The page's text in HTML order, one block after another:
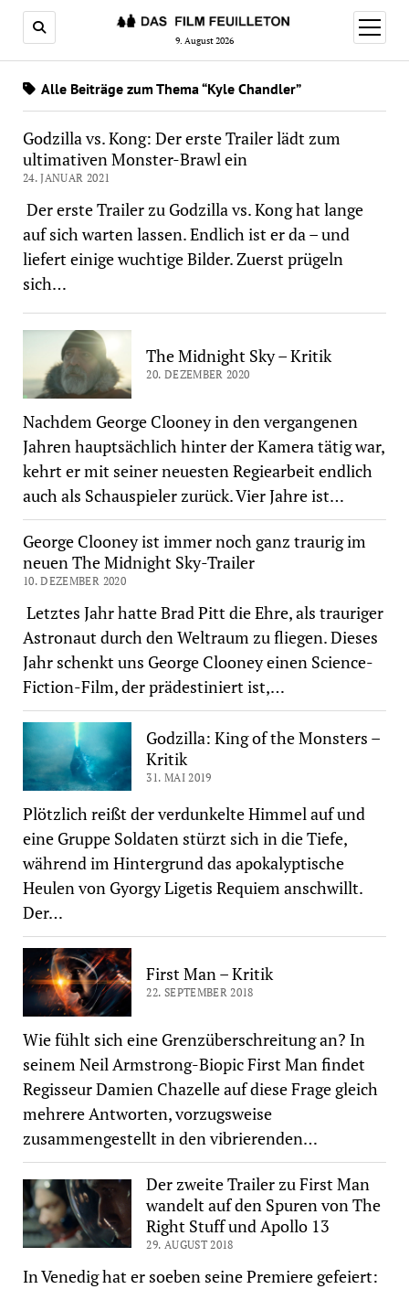
9. August 2026
Menü
öffnen
Alle Beiträge zum Thema “Kyle Chandler”
Godzilla vs. Kong: Der erste Trailer lädt zum
ultimativen Monster-Brawl ein
24. JANUAR 2021
Der erste Trailer zu Godzilla vs. Kong hat lange
auf sich warten lassen. Endlich ist er da – und
liefert einige wuchtige Bilder. Zuerst prügeln
sich…
The Midnight Sky – Kritik
20. DEZEMBER 2020
Nachdem George Clooney in den vergangenen
Jahren hauptsächlich hinter der Kamera tätig war,
kehrt er mit seiner neuesten Regiearbeit endlich
auch als Schauspieler zurück. Vier Jahre ist…
George Clooney ist immer noch ganz traurig im
neuen The Midnight Sky-Trailer
10. DEZEMBER 2020
Letztes Jahr hatte Brad Pitt die Ehre, als trauriger
Astronaut durch den Weltraum zu fliegen. Dieses
Jahr schenkt uns George Clooney einen Science-
Fiction-Film, der prädestiniert ist,…
Godzilla: King of the Monsters –
Kritik
31. MAI 2019
Plötzlich reißt der verdunkelte Himmel auf und
eine Gruppe Soldaten stürzt sich in die Tiefe,
während im Hintergrund das apokalyptische
Heulen von Gyorgy Ligetis Requiem anschwillt.
Der…
First Man – Kritik
22. SEPTEMBER 2018
Wie fühlt sich eine Grenzüberschreitung an? In
seinem Neil Armstrong-Biopic First Man findet
Regisseur Damien Chazelle auf diese Frage gleich
mehrere Antworten, vorzugsweise
zusammengestellt in den vibrierenden…
Der zweite Trailer zu First Man
wandelt auf den Spuren von The
Right Stuff und Apollo 13
29. AUGUST 2018
In Venedig hat er soeben seine Premiere gefeiert: